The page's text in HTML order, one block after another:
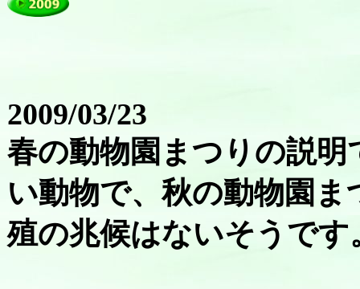
2009/03/23
春の動物園まつりの説明
い動物で、秋の動物園ま
殖の兆候はないそうです